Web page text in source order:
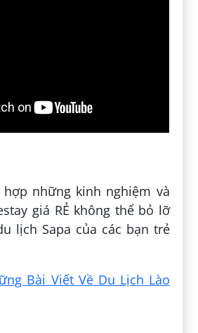
hợp những kinh nghiệm và
giá RẺ không thể bỏ lỡ
lịch Sapa của các bạn trẻ
Bài Viết Về Du Lịch Lào